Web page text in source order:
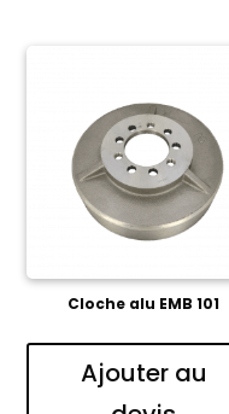
Cloche alu EMB 101
Ajouter au